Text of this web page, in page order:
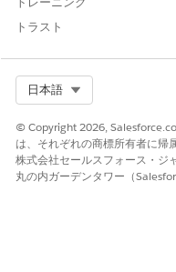
トラスト
日本語
© Copyright 2026,
は、それぞれの商標所有者に帰
株式会社セールスフォース・ジ
丸の内ガーデンタワー（